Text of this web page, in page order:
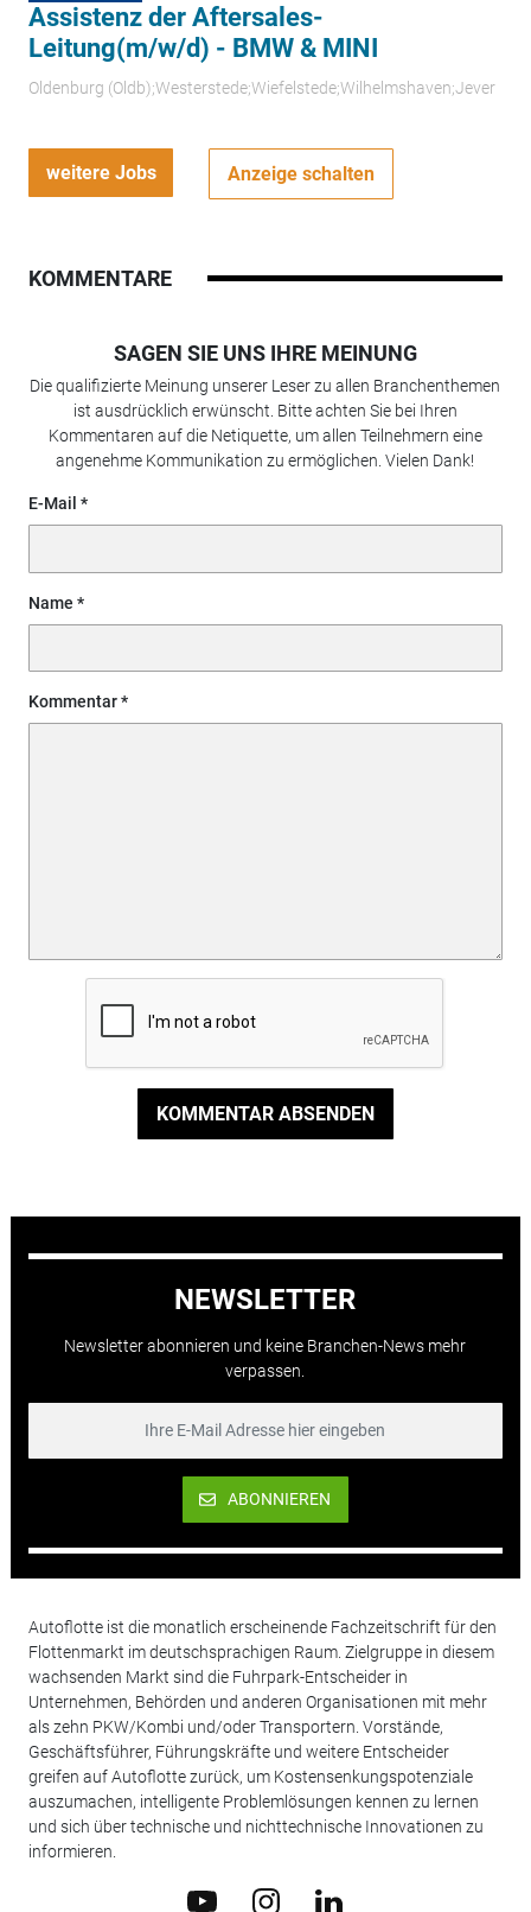
Assistenz der Aftersales-
Leitung(m/w/d) - BMW & MINI
Oldenburg (Oldb);Westerstede;Wiefelstede;Wilhelmshaven;Jever
weitere Jobs Anzeige schalten
KOMMENTARE
SAGEN SIE UNS IHRE MEINUNG
Die qualifizierte Meinung unserer Leser zu allen Branchenthemen
ist ausdrücklich erwünscht. Bitte achten Sie bei Ihren
Kommentaren auf die Netiquette, um allen Teilnehmern eine
angenehme Kommunikation zu ermöglichen. Vielen Dank!
E-Mail
Name
Kommentar
KOMMENTAR ABSENDEN
NEWSLETTER
Newsletter abonnieren und keine Branchen-News mehr
verpassen.
ABONNIEREN
Autoflotte ist die monatlich erscheinende Fachzeitschrift für den
Flottenmarkt im deutschsprachigen Raum. Zielgruppe in diesem
wachsenden Markt sind die Fuhrpark-Entscheider in
Unternehmen, Behörden und anderen Organisationen mit mehr
als zehn PKW/Kombi und/oder Transportern. Vorstände,
Geschäftsführer, Führungskräfte und weitere Entscheider
greifen auf Autoflotte zurück, um Kostensenkungspotenziale
auszumachen, intelligente Problemlösungen kennen zu lernen
und sich über technische und nichttechnische Innovationen zu
informieren.